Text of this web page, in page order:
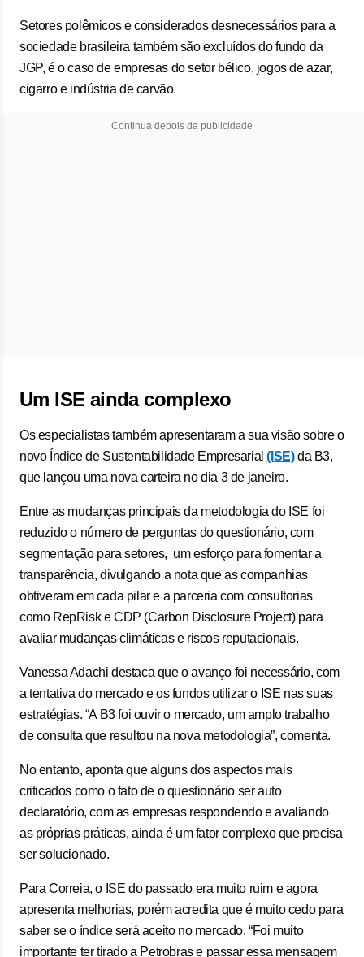
Setores polêmicos e considerados desnecessários para a
sociedade brasileira também são excluídos do fundo da
JGP, é o caso de empresas do setor bélico, jogos de azar,
cigarro e indústria de carvão.
Continua depois da publicidade
Um ISE ainda complexo
Os especialistas também apresentaram a sua visão sobre o
novo Índice de Sustentabilidade Empresarial(ISE)da B3,
que lançou uma nova carteira no dia 3 de janeiro.
Entre as mudanças principais da metodologia do ISE foi
reduzido o número de perguntas do questionário, com
segmentação para setores, um esforço para fomentar a
transparência, divulgando a nota que as companhias
obtiveram em cada pilar e a parceria com consultorias
como RepRisk e CDP (Carbon Disclosure Project) para
avaliar mudanças climáticas e riscos reputacionais.
Vanessa Adachi destaca que o avanço foi necessário, com
a tentativa do mercado e os fundos utilizar o ISE nas suas
estratégias. “A B3 foi ouvir o mercado, um amplo trabalho
de consulta que resultou na nova metodologia”, comenta.
No entanto, aponta que alguns dos aspectos mais
criticados como o fato de o questionário ser auto
declaratório, com as empresas respondendo e avaliando
as próprias práticas, ainda é um fator complexo que precisa
ser solucionado.
Para Correia, o ISE do passado era muito ruim e agora
apresenta melhorias, porém acredita que é muito cedo para
saber se o índice será aceito no mercado. “Foi muito
importante ter tirado a Petrobras e passar essa mensagem